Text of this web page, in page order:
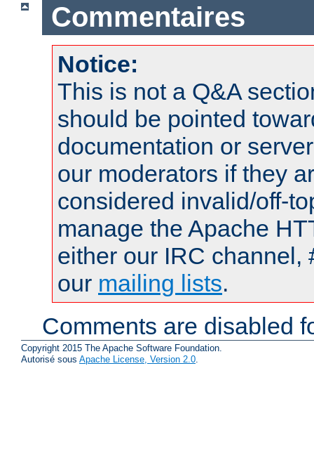
Commentaires
Notice:
This is not a Q&A
should be pointed
documentation or
our moderators if they
considered invalid/off-
manage the Apache
either our IRC channel,
our mailing lists.
Comments are disabled
Copyright 2015 The Apache Software Foundation.
Autorisé sous Apache License, Version 2.0